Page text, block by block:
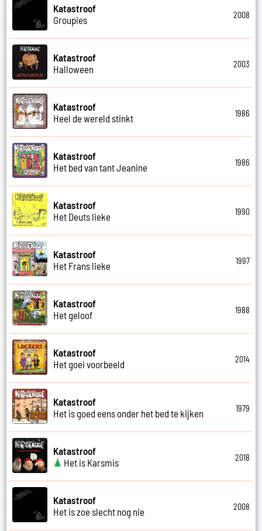
Katastroof
Groupies
2008
Katastroof
Halloween
2003
Katastroof
Heel de wereld stinkt
1986
Katastroof
Het bed van tant Jeanine
1986
Katastroof
Het Deuts lieke
1990
Katastroof
Het Frans lieke
1997
Katastroof
Het geloof
1988
Katastroof
Het goei voorbeeld
2014
Katastroof
Het is goed eens onder het bed te kijken
1979
Katastroof
Het is Karsmis
2018
Katastroof
Het is zoe slecht nog nie
2008